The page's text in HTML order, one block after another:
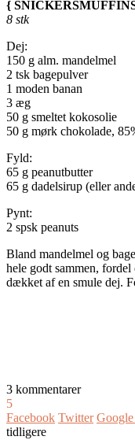
{
8 stk
Dej:
150 g alm. mandelmel
2 tsk bagepulver
1 moden banan
3 æg
50 g smeltet kokosolie
50 g mørk chokolade,
Fyld:
65 g peanutbutter
65 g dadelsirup (eller
Pynt:
2 spsk peanuts
Bland mandelmel og
hele godt sammen,
dækket af en smule dej.
3 kommentarer
5
Facebook Twitter
tidligere